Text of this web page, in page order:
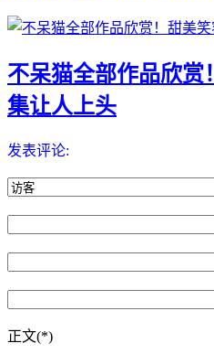
不呆猫全部作品欣赏
集让人上头
发表评论:
正文(*)